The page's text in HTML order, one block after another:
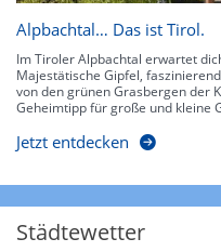
Alpbachtal… Das ist Tirol.
Im Tiroler Alpbachtal erwartet
Majestätische Gipfel,
von den grünen Grasbergen der
Geheimtipp für große und kleine
Jetzt entdecken
Städtewetter